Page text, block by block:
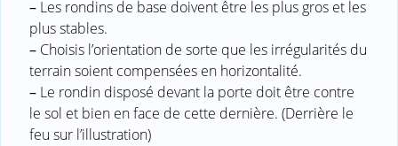
– Les rondins de base doivent être les plus gros et les
plus stables.
– Choisis l’orientation de sorte que les irrégularités du
terrain soient compensées en horizontalité.
– Le rondin disposé devant la porte doit être contre
le sol et bien en face de cette dernière. (Derrière le
feu sur l’illustration)